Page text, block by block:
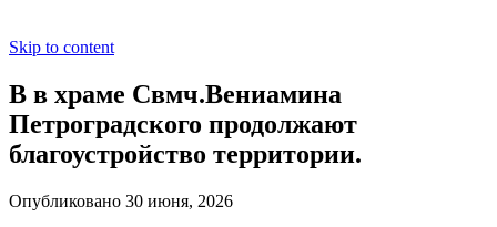
Skip to content
В в храме Свмч.Вениамина
Петроградского продолжают
благоустройство территории.
Опубликовано 30 июня, 2026